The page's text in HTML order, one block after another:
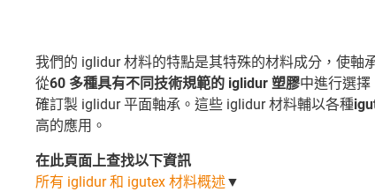
我們的 iglidur 材料的特點是其特殊的材料成分，使軸
從60 多種具有不同技術規範的 iglidur 塑膠中進行選
確訂製 iglidur 平面軸承。這些 iglidur 材料輔以各種
高的應用。
在此頁面上查找以下資訊
所有 iglidur 和 igutex 材料概述▼